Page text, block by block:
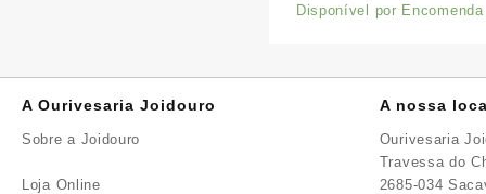
Disponível por Encomenda
A Ourivesaria Joidouro
Sobre a Joidouro
Loja Online
A nossa
Ourivesaria
Travessa do
2685-034